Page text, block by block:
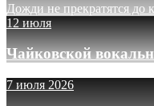
Дожди не прекратятся до
12 июля
Чайковской
7 июля 2026